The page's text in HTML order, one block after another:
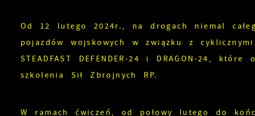
Od 12 lutego 2024r., na drogach niemal
pojazdów wojskowych w związku z
STEADFAST DEFENDER-24 i DRAGON-24,
szkolenia Sił Zbrojnych RP.
W ramach ćwiczeń, od połowy lutego do